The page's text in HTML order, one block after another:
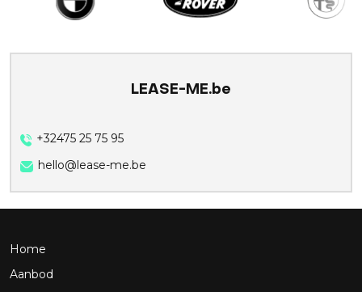
LEASE-ME.be
+32475 25 75 95
hello@lease-me.be
Home
Aanbod